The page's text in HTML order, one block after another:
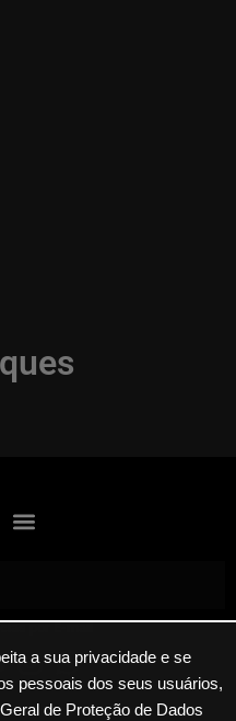
a sua privacidade e se
pessoais dos seus usuários,
de Proteção de Dados
por E-mail